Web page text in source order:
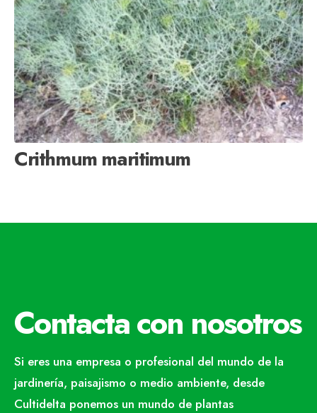
Crithmum maritimum
Contacta con nosotros
Si eres una empresa o profesional del mundo de la
jardinería, paisajismo o medio ambiente, desde
Cultidelta ponemos un mundo de plantas